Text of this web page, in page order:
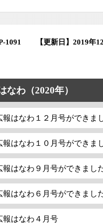
1091 【更新日】 2019年
なわ（2020年）
報はなわ１２月号ができま
報はなわ１０月号ができま
報はなわ９月号ができました
報はなわ６月号ができまし
報はなわ４月号